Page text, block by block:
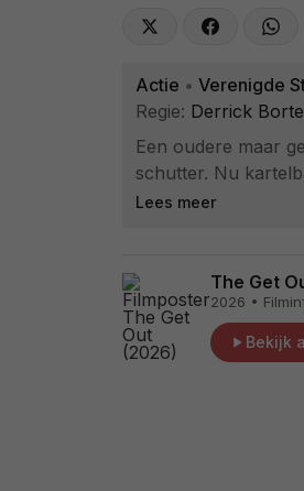
Actie • Verenigde
Regie: Derrick Borte
Een oudere maar
schutter. Nu
Lees meer
The Get
2026 •
Bekijk